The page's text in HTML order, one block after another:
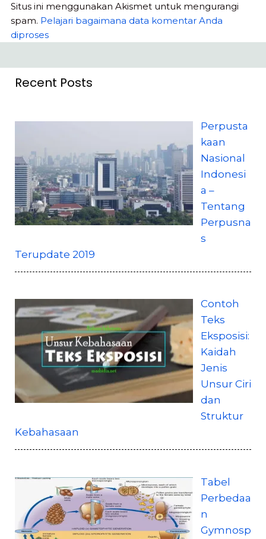
Situs ini menggunakan Akismet untuk mengurangi
spam. Pelajari bagaimana data komentar Anda
diproses
Recent Posts
Perpusta
kaan
Nasional
Indonesi
a –
Tentang
Perpusna
s
Terupdate 2019
Contoh
Teks
Eksposisi:
Kaidah
Jenis
Unsur Ciri
dan
Struktur
Kebahasaan
Tabel
Perbedaa
n
Gymnosp